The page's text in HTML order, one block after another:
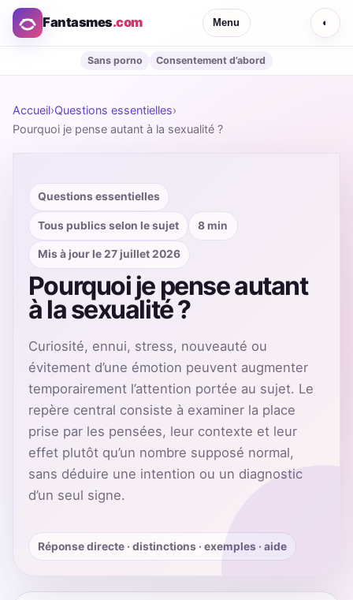
Fantasmes.com Menu ◐
Sans porno Consentement d’abord
Accueil›Questions essentielles›
Pourquoi je pense autant à la sexualité ?
Questions essentielles
Tous publics selon le sujet 8 min
Mis à jour le 27 juillet 2026
Pourquoi je pense autant
à la sexualité ?
Curiosité, ennui, stress, nouveauté ou
évitement d’une émotion peuvent augmenter
temporairement l’attention portée au sujet. Le
repère central consiste à examiner la place
prise par les pensées, leur contexte et leur
effet plutôt qu’un nombre supposé normal,
sans déduire une intention ou un diagnostic
d’un seul signe.
Réponse directe · distinctions · exemples · aide